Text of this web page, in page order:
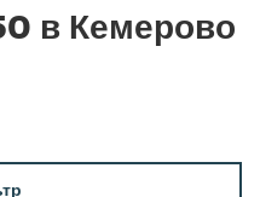
в Кемерово